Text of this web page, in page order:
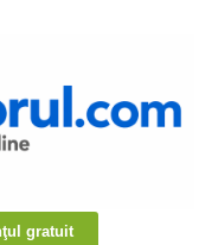
gratuit